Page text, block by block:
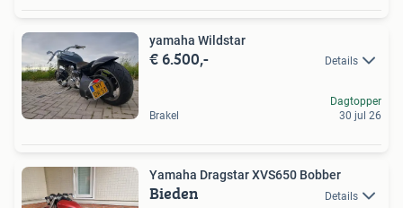
yamaha Wildstar
€ 6.500,- Details
Brakel
Dagtopper
30 jul 26
Yamaha Dragstar XVS650 Bobber
Bieden Details